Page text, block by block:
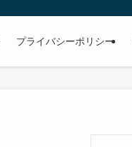
プライバシーポリシー